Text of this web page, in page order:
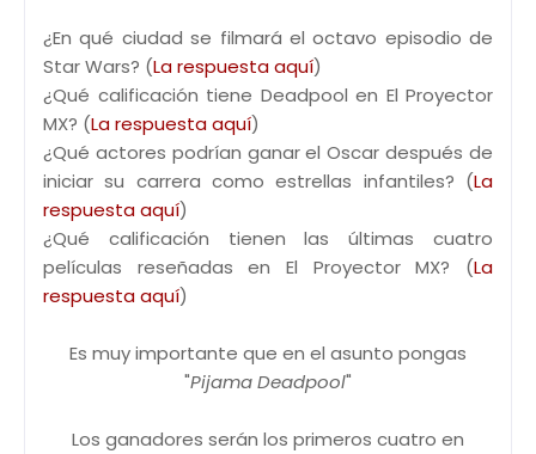
¿En qué ciudad se filmará el octavo episodio de
Star Wars? (La respuesta aquí)
¿Qué calificación tiene Deadpool en El Proyector
MX? (La respuesta aquí)
¿Qué actores podrían ganar el Oscar después de
iniciar su carrera como estrellas infantiles? (La
respuesta aquí)
¿Qué calificación tienen las últimas cuatro
películas reseñadas en El Proyector MX? (La
respuesta aquí)
Es muy importante que en el asunto pongas
"Pijama Deadpool"
Los ganadores serán los primeros cuatro en